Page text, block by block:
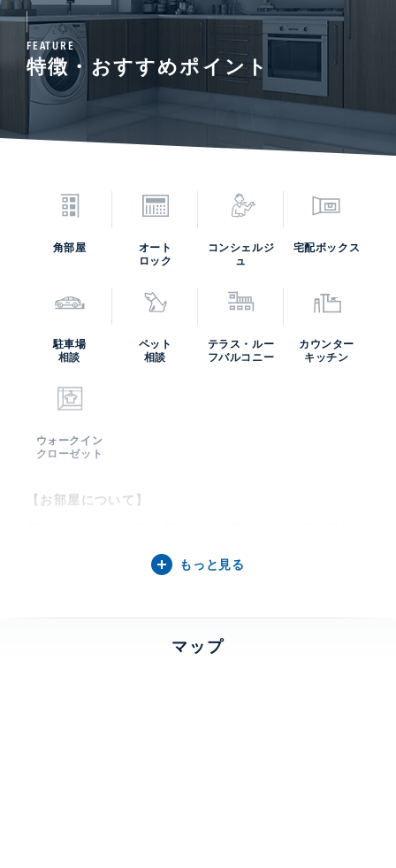
FEATURE
特徴・おすすめポイント
角部屋
オート
ロック
コンシェルジ
ュ
宅配ボックス
駐車場
相談
ペット
相談
テラス・ルー
フバルコニー
カウンター
キッチン
ウォークイン
クローゼット
【お部屋について】
豊かな緑に包まれた高台に建つレジデンス
南西・北西角部屋につき陽当たり・眺望に優れた住戸
もっと見る
マップ